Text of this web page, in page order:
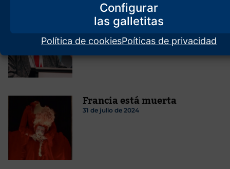
Configurar
Política de cookiesPoíticas de privacidad
La remigración significa
devolver el poder a los
pueblos europeos
Francia está muerta
31 de julio de 2024